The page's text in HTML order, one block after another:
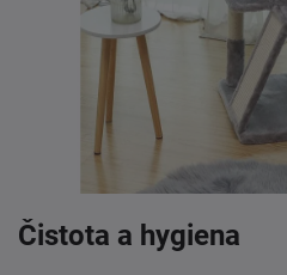
Čistota a hygiena